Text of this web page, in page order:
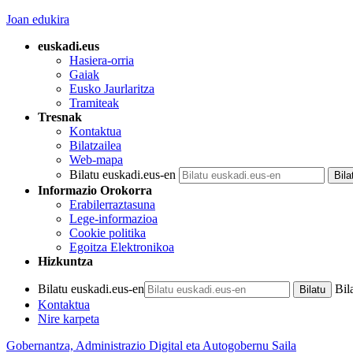
Joan edukira
euskadi.eus
Hasiera-orria
Gaiak
Eusko Jaurlaritza
Tramiteak
Tresnak
Kontaktua
Bilatzailea
Web-mapa
Bilatu euskadi.eus-en
Informazio Orokorra
Erabilerraztasuna
Lege-informazioa
Cookie politika
Egoitza Elektronikoa
Hizkuntza
Bilatu euskadi.eus-en
Kontaktua
Nire karpeta
Gobernantza, Administrazio Digital eta Autogobernu Saila